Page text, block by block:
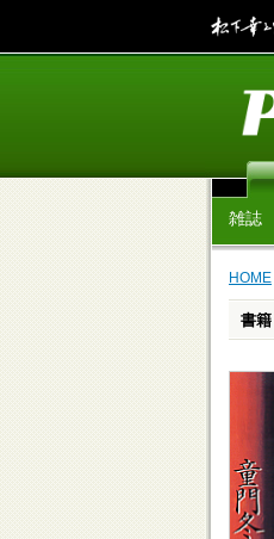
雑誌
HOME
書籍